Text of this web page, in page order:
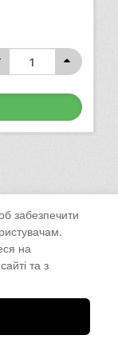
забезпечити
на
та з